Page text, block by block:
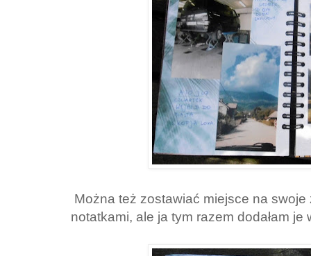
Można też zostawiać miejsce na
notatkami, ale ja tym razem dodałam